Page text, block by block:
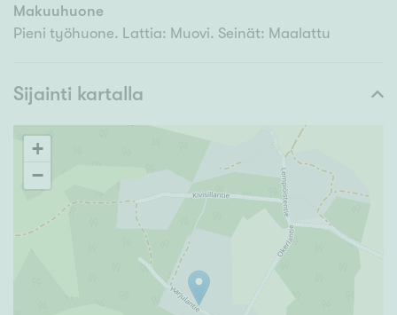
Makuuhuone
Pieni työhuone. Lattia: Muovi. Seinät: Maalattu
Sijainti kartalla
+
−